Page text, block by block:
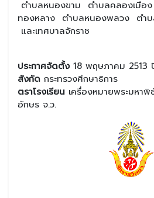
ตำบลหนองขาม ตำบลคลองเมื
ทองหลาง ตำบลหนองพลวง ตำ
และเทศบาลจักราช
ประกาศจัดตั้ง18 พฤษภาคม 2513
สังกัด กระทรวงศึกษาธิการ
ตราโรงเรียน เครื่องหมายพระมหา
อักษร จ.ว.